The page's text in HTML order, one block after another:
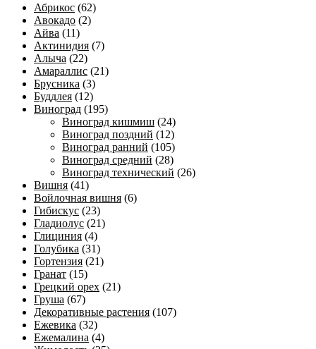
Абрикос (62)
Авокадо (2)
Айва (11)
Актинидия (7)
Алыча (22)
Амараллис (21)
Брусника (3)
Буддлея (12)
Виноград (195)
Виноград кишмиш (24)
Виноград поздний (12)
Виноград ранний (105)
Виноград средний (28)
Виноград технический (26)
Вишня (41)
Войлочная вишня (6)
Гибискус (23)
Гладиолус (21)
Глициния (4)
Голубика (31)
Гортензия (21)
Гранат (15)
Грецкий орех (21)
Груша (67)
Декоративные растения (107)
Ежевика (32)
Ежемалина (4)